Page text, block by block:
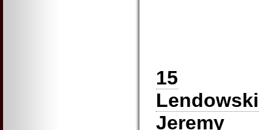
15
Lendowski
Jeremy